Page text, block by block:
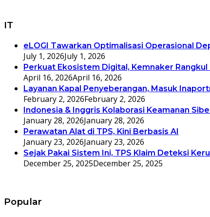
IT
eLOGI Tawarkan Optimalisasi Operasional
July 1, 2026July 1, 2026
Perkuat Ekosistem Digital, Kemnaker
April 16, 2026April 16, 2026
Layanan Kapal Penyeberangan, Masuk
February 2, 2026February 2, 2026
Indonesia & Inggris Kolaborasi Keamanan
January 28, 2026January 28, 2026
Perawatan Alat di TPS, Kini Berbasis AI
January 23, 2026January 23, 2026
Sejak Pakai Sistem Ini, TPS Klaim Deteksi
December 25, 2025December 25, 2025
Popular